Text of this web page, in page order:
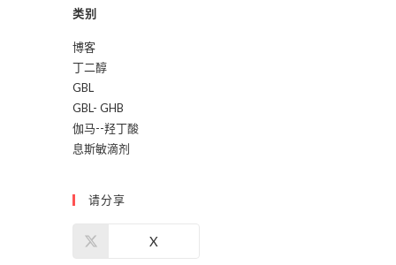
类别
博客
丁二醇
GBL
GBL- GHB
伽马--羟丁酸
息斯敏滴剂
请分享
X